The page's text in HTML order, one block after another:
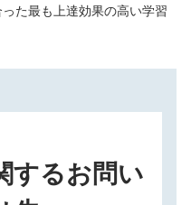
た最も上達効果の高い学習
するお問い